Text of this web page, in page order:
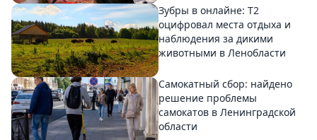
Зубры в онлайне: Т2
оцифровал места отдыха и
наблюдения за дикими
животными в Ленобласти
Самокатный сбор: найдено
решение проблемы
самокатов в Ленинградской
области